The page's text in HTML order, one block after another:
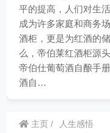
平的提高，人们对生
成为许多家庭和商务
酒柜，更是为红酒的
么，帝伯莱红酒柜源
帝伯仕葡萄酒自酿手
酒自…
主页 人生感悟